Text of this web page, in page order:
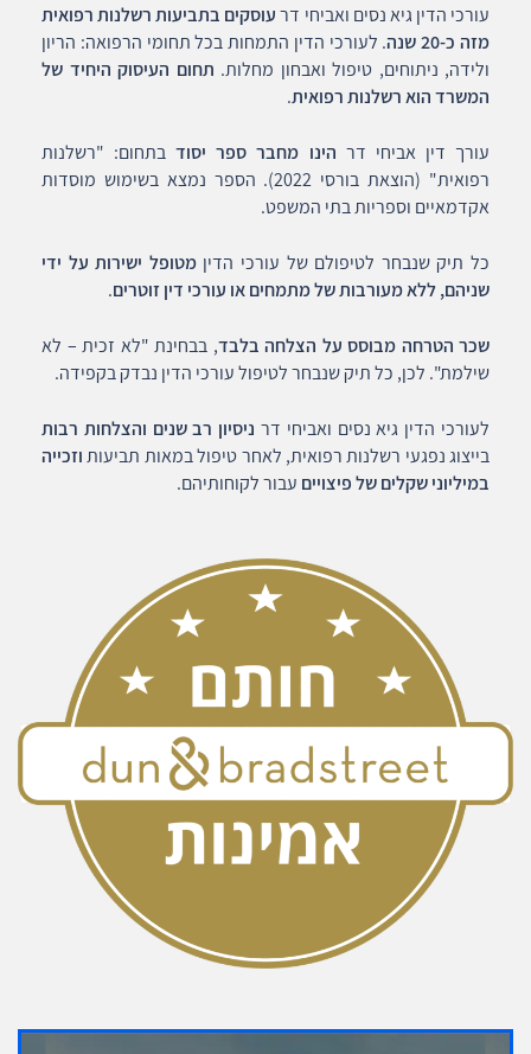
עורכי הדין גיא נסים ואביחי דרעוסקים בתביעות רשלנות רפואית
מזה כ-20 שנה
. לעורכי הדין התמחות בכל תחומי הרפואה: הריון
ולידה, ניתוחים, טיפול ואבחון מחלות. תחום העיסוק היחיד של
המשרד הוא רשלנות רפואית.
עורך דין אביחי דר הינו מחבר ספר יסודבתחום: "רשלנות
רפואית" (הוצאת בורסי 2022). הספר נמצא בשימוש מוסדות
אקדמאיים וספריות בתי המשפט.
כל תיק שנבחר לטיפולם של עורכי הדיןמטופל ישירות על ידי
שניהם, ללא מעורבות של מתמחים או עורכי דין זוטרים.
שכר הטרחה מבוסס על הצלחה בלבד, בבחינת "לא זכית – לא
שילמת". לכן, כל תיק שנבחר לטיפול עורכי הדין נבדק בקפידה.
לעורכי הדין גיא נסים ואביחי דר ניסיון רב שנים והצלחות רבות
בייצוג נפגעי רשלנות רפואית, לאחר טיפול במאות תביעותוזכייה
במיליוני שקלים של פיצויים עבור לקוחותיהם.